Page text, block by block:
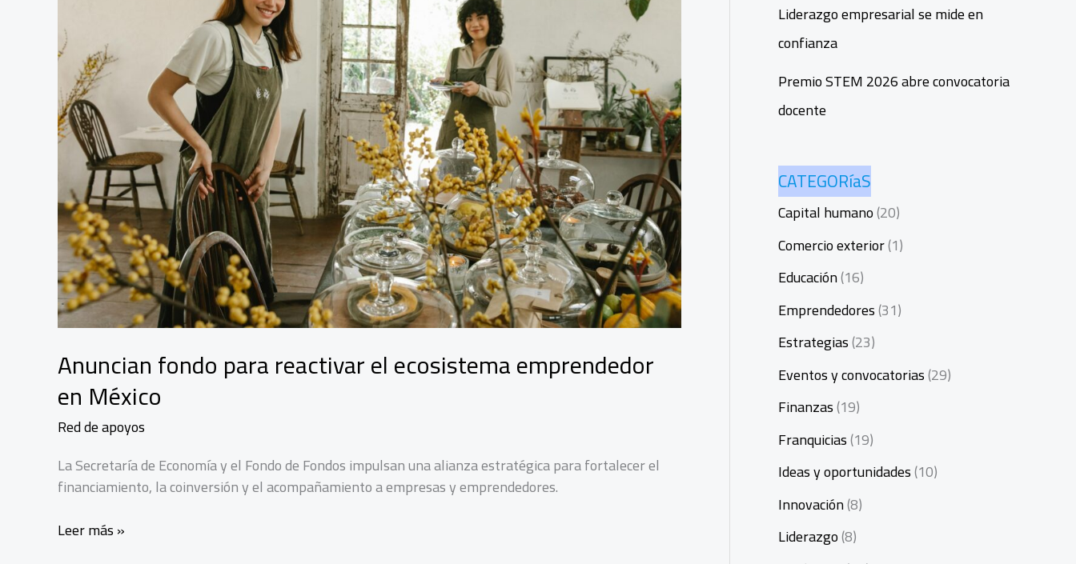
Anuncian fondo para reactivar el ecosistema emprendedor
en México
Red de apoyos
La Secretaría de Economía y el Fondo de Fondos impulsan una alianza estratégica para fortalecer el
financiamiento, la coinversión y el acompañamiento a empresas y emprendedores.
Anuncian
Leer más »
Liderazgo empresarial se mide en
confianza
Premio STEM 2026 abre convocatoria
docente
CATEGORíaS
Capital humano(20)
Comercio exterior(1)
Educación(16)
Emprendedores(31)
Estrategias(23)
Eventos y convocatorias(29)
Finanzas(19)
Franquicias(19)
Ideas y oportunidades(10)
Innovación(8)
Liderazgo(8)